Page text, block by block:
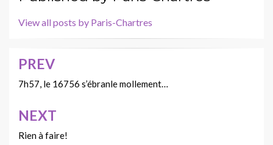
View all posts by Paris-Chartres
Navigation
de
l’article
PREV
7h57, le 16756 s’ébranle mollement…
NEXT
Rien à faire!